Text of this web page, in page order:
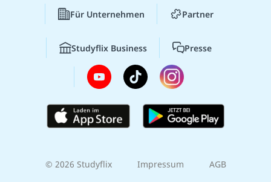
Für Unternehmen Partner
Studyflix Business Presse
© 2026 Studyflix Impressum AGB